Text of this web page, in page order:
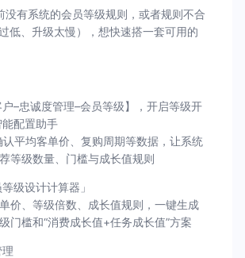
没有系统的会员等级规则，或者规则不合
低、升级太慢），想快速搭一套可用的
–忠诚度管理–会员等级】，开启等级开
配置助手
平均客单价、复购周期等数据，让系统
等级数量、门槛与成长值规则
级设计计算器」
价、等级倍数、成长值规则，一键生成
门槛和“消费成长值+任务成长值”方案